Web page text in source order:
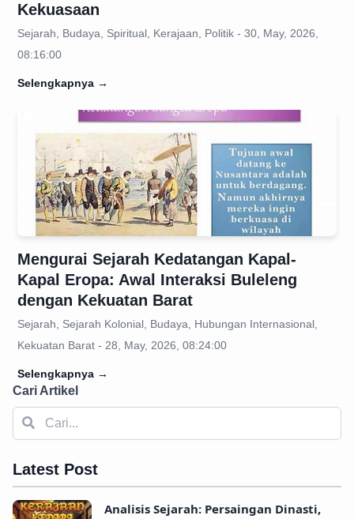
Kekuasaan
Sejarah, Budaya, Spiritual, Kerajaan, Politik - 30, May, 2026,
08:16:00
Selengkapnya →
Mengurai Sejarah Kedatangan Kapal-
Kapal Eropa: Awal Interaksi Buleleng
dengan Kekuatan Barat
Sejarah, Sejarah Kolonial, Budaya, Hubungan Internasional,
Kekuatan Barat - 28, May, 2026, 08:24:00
Selengkapnya →
Cari Artikel
Latest Post
Analisis Sejarah: Persaingan Dinasti,